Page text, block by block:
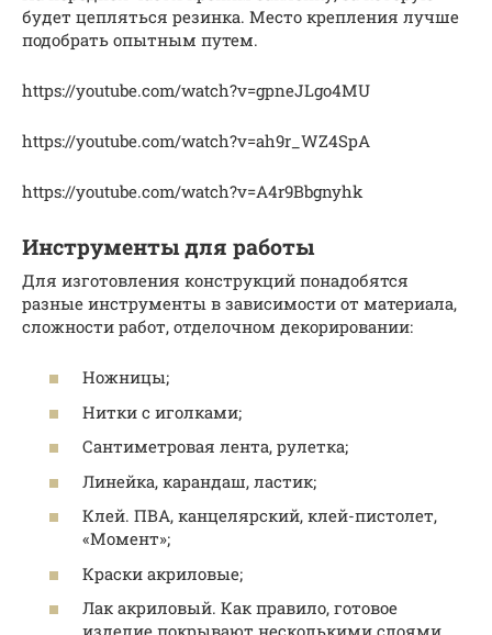
будет цепляться резинка. Место крепления лучше
подобрать опытным путем.
https://youtube.com/watch?v=gpneJLgo4MU
https://youtube.com/watch?v=ah9r_WZ4SpA
https://youtube.com/watch?v=A4r9Bbgnyhk
Инструменты для работы
Для изготовления конструкций понадобятся
разные инструменты в зависимости от материала,
сложности работ, отделочном декорировании:
Ножницы;
Нитки с иголками;
Сантиметровая лента, рулетка;
Линейка, карандаш, ластик;
Клей. ПВА, канцелярский, клей-пистолет,
«Момент»;
Краски акриловые;
Лак акриловый. Как правило, готовое